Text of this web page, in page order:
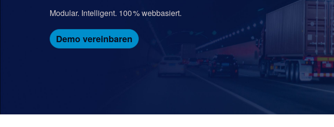
Modular. Intelligent. 100 % webbasiert.
Demo vereinbaren